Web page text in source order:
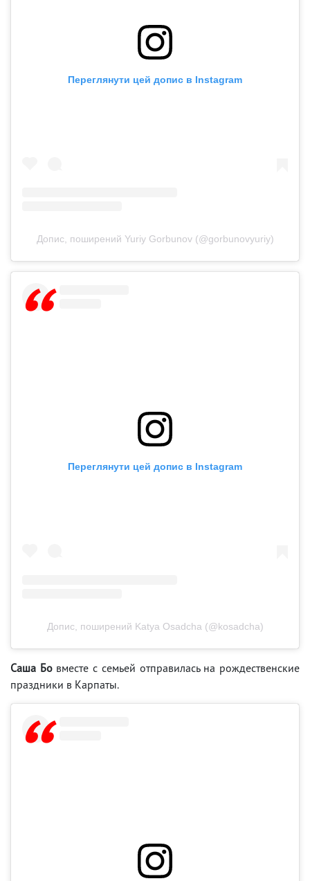
Переглянути цей допис в Instagram
Допис, поширений Yuriy Gorbunov (@gorbunovyuriy)
Переглянути цей допис в Instagram
Допис, поширений Katya Osadcha (@kosadcha)
Саша Бо вместе с семьей отправилась на рождественские
праздники в Карпаты.